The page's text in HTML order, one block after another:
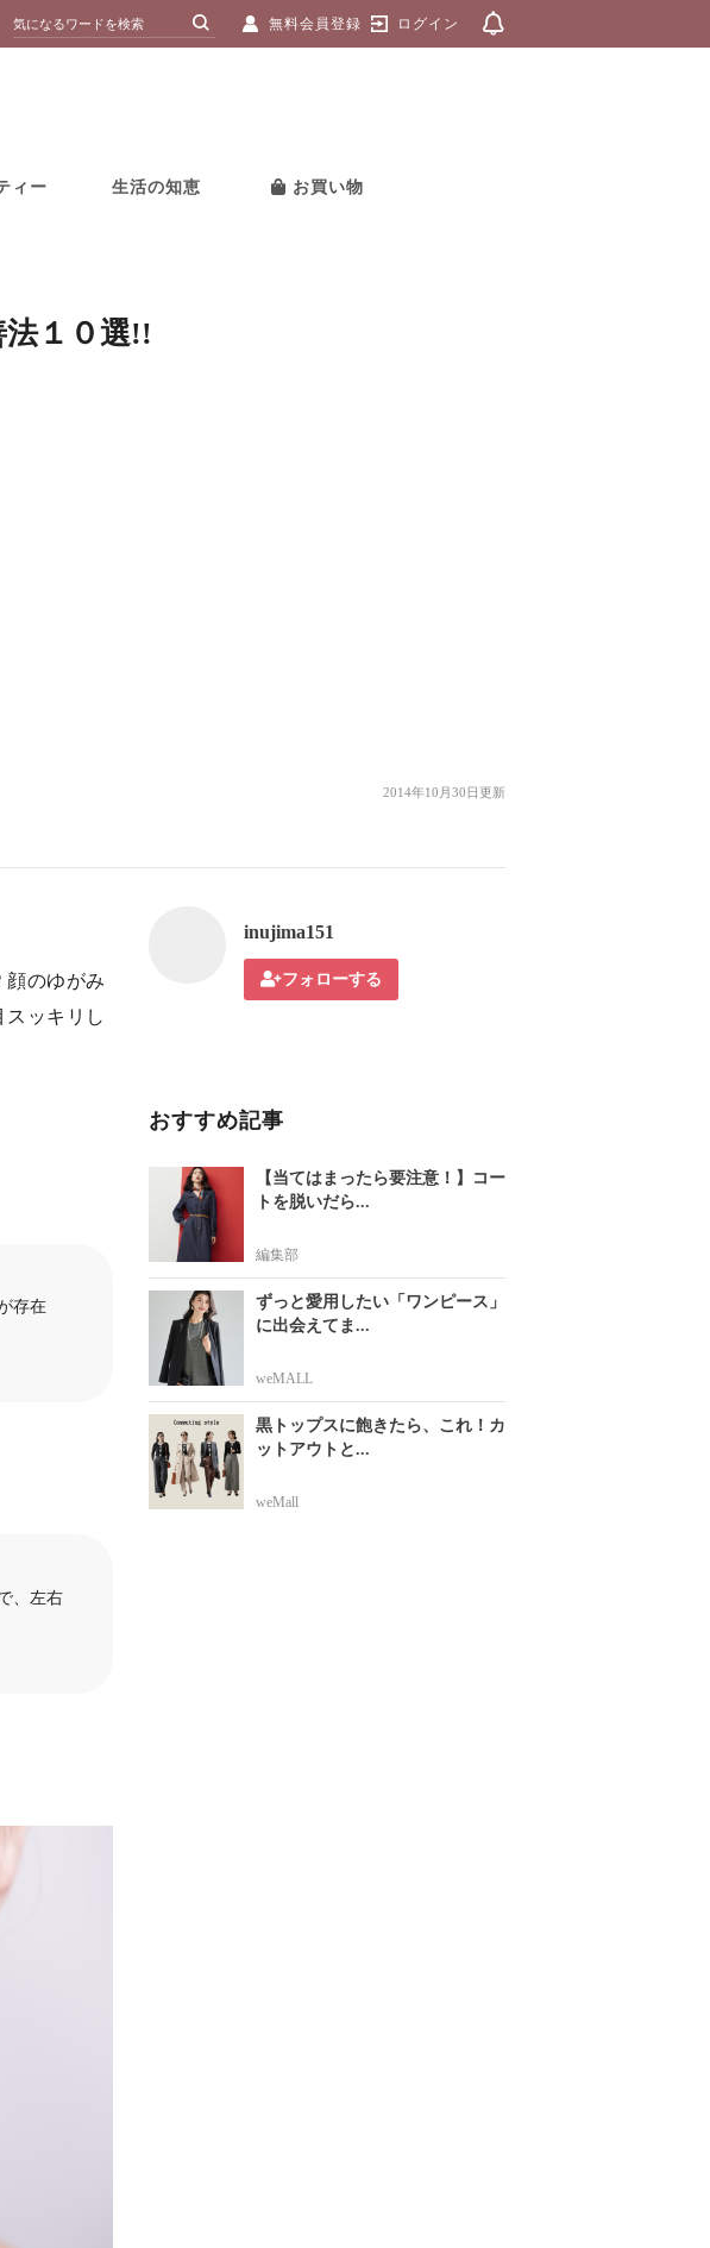
無料会員登録 ログイン
ィー 生活の知恵 お買い物
１０選!!
2014年10月30日更新
のゆがみ
ッキリし
存在
、左右
inujima151
フォローする
おすすめ記事
【当てはまったら要注意！】コー
トを脱いだら...
編集部
ずっと愛用したい「ワンピース」
に出会えてま...
weMALL
黒トップスに飽きたら、これ！カ
ットアウトと...
weMall